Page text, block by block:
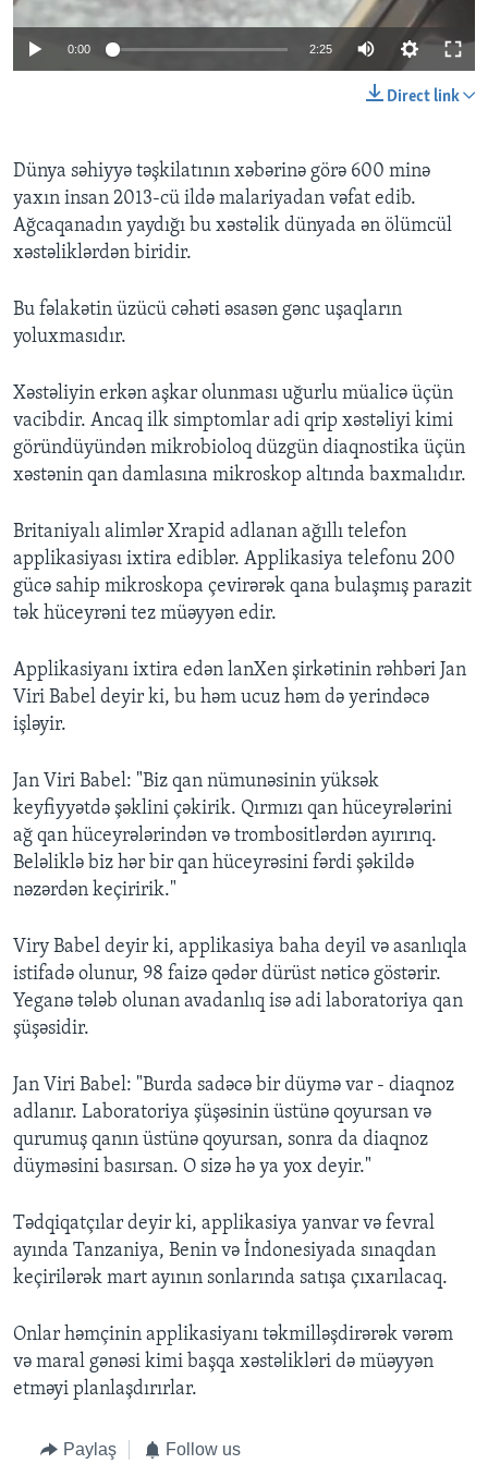
BIZI IZLƏYIN
0:00 2:25
Direct link
Dünya səhiyyə təşkilatının xəbərinə görə 600 minə
yaxın insan 2013-cü ildə malariyadan vəfat edib.
Ağcaqanadın yaydığı bu xəstəlik dünyada ən ölümcül
xəstəliklərdən biridir.
Bu fəlakətin üzücü cəhəti əsasən gənc uşaqların
yoluxmasıdır.
Xəstəliyin erkən aşkar olunması uğurlu müalicə üçün
vacibdir. Ancaq ilk simptomlar adi qrip xəstəliyi kimi
göründüyündən mikrobioloq düzgün diaqnostika üçün
xəstənin qan damlasına mikroskop altında baxmalıdır.
Britaniyalı alimlər Xrapid adlanan ağıllı telefon
applikasiyası ixtira ediblər. Applikasiya telefonu 200
gücə sahip mikroskopa çevirərək qana bulaşmış parazit
tək hüceyrəni tez müəyyən edir.
Applikasiyanı ixtira edən lanXen şirkətinin rəhbəri Jan
Viri Babel deyir ki, bu həm ucuz həm də yerindəcə
işləyir.
Jan Viri Babel: "Biz qan nümunəsinin yüksək
keyfiyyətdə şəklini çəkirik. Qırmızı qan hüceyrələrini
ağ qan hüceyrələrindən və trombositlərdən ayırırıq.
Beləliklə biz hər bir qan hüceyrəsini fərdi şəkildə
nəzərdən keçiririk."
Viry Babel deyir ki, applikasiya baha deyil və asanlıqla
istifadə olunur, 98 faizə qədər dürüst nəticə göstərir.
Yeganə tələb olunan avadanlıq isə adi laboratoriya qan
şüşəsidir.
Jan Viri Babel: "Burda sadəcə bir düymə var - diaqnoz
adlanır. Laboratoriya şüşəsinin üstünə qoyursan və
qurumuş qanın üstünə qoyursan, sonra da diaqnoz
düyməsini basırsan. O sizə hə ya yox deyir."
Tədqiqatçılar deyir ki, applikasiya yanvar və fevral
ayında Tanzaniya, Benin və İndonesiyada sınaqdan
keçirilərək mart ayının sonlarında satışa çıxarılacaq.
Onlar həmçinin applikasiyanı təkmilləşdirərək vərəm
və maral gənəsi kimi başqa xəstəlikləri də müəyyən
etməyi planlaşdırırlar.
Paylaş Follow us